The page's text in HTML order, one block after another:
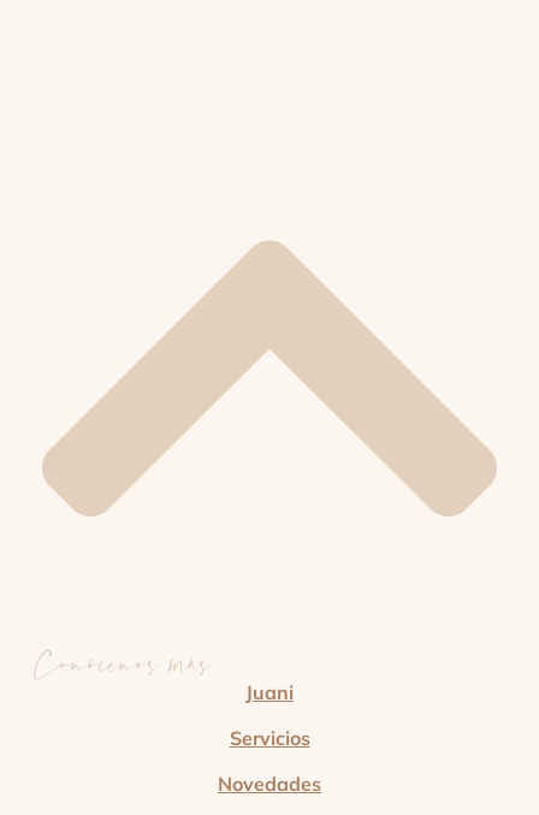
Conócenos más
Juani
Servicios
Novedades